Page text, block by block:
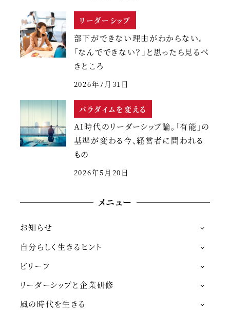
リーダーシップ
部下ができない理由がわからない。
「なんでできない？」と思ったら見るべ
きところ
2026年7月31日
パラダイムを変える
AI時代のリーダーシップ論。「有能」の
基準が変わる今、経営者に問われる
もの
2026年5月20日
メニュー
お知らせ
自分らしく生きるヒント
ビリーフ
リーダーシップと企業研修
風の時代を生きる